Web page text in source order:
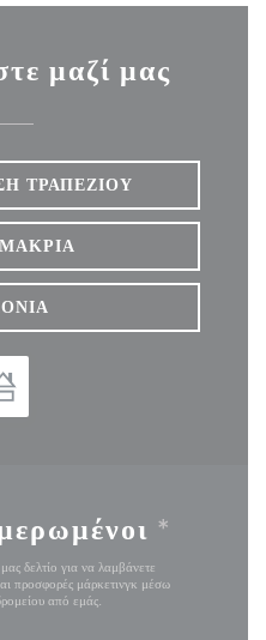
μαζί μας
ΤΡΑΠΕΖΙΟΎ
*
δελτίο για να λαμβάνετε
προσφορές μάρκετινγκ μέσω
από εμάς.